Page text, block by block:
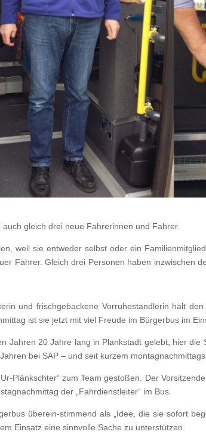
gleich drei neue Fahrerinnen und Fahrer.
weil sie entweder selbst oder ein
Fahrer. Gleich drei Personen haben inzwischen
und frischgebackene Vorruheständlerin hält
ist sie jetzt mit viel Freude im Bürgerbus im
Jahren 20 Jahre lang in Plankstadt gelebt, hier
bei SAP – und seit kurzem
Plänkschter“ zum Team gestoßen. Der
der „Fahrdienstleiter“ im Bus.
überein-stimmend als „Idee, die sie sofort
Einsatz eine sinnvolle Sache zu unterstützen.